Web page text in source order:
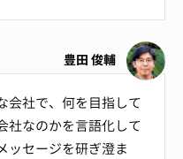
豊田 俊輔
会社で、何を目指して
社なのかを言語化して
ッセージを研ぎ澄ま